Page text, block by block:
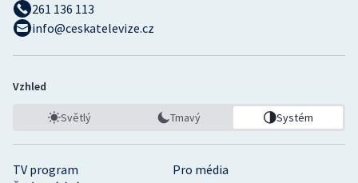
TV program
Pro média
261 136 113
info@ceskatelevize.cz
Vzhled
Světlý Tmavý Systém